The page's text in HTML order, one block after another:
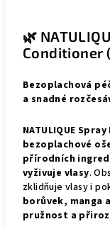
🌿
Conditioner
Bezoplachová
a snadné
NATULIQUE
bezoplachové
přírodních
vyživuje vlasy.
zklidňuje vlasy i
borůvek, manga
pružnost a